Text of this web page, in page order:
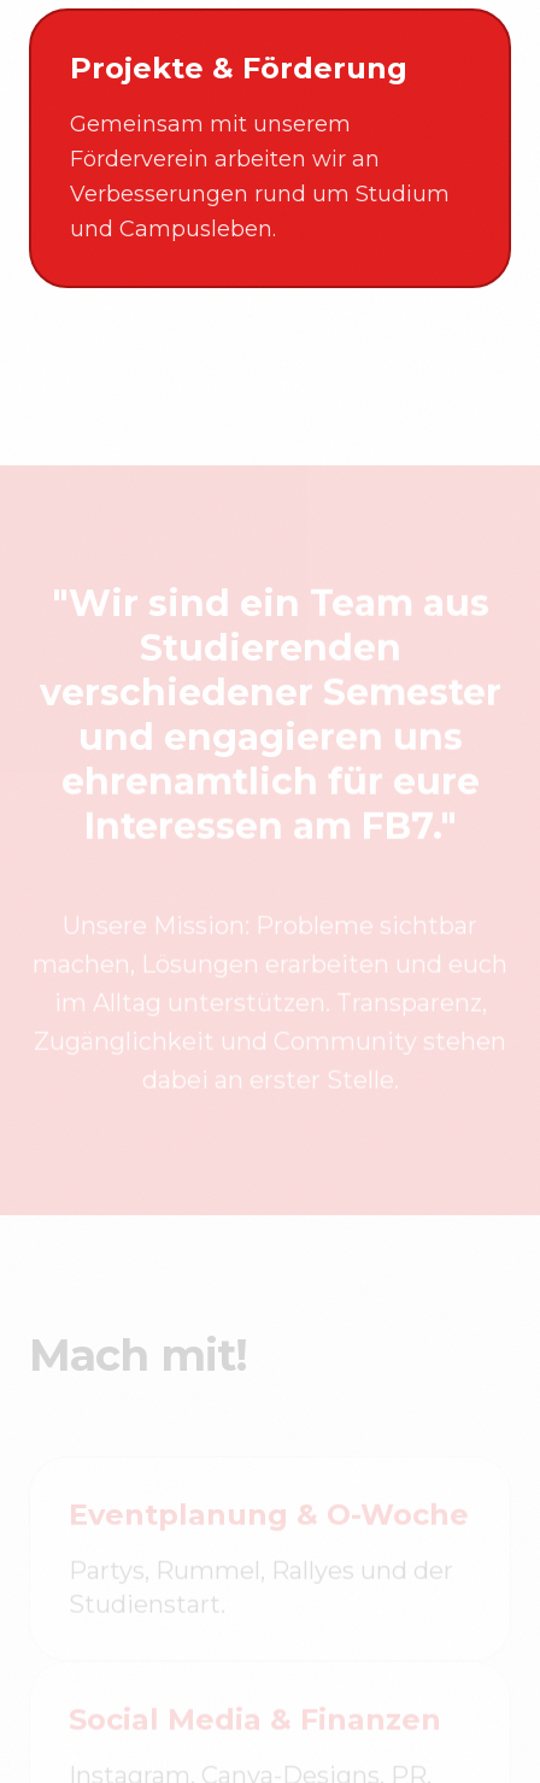
Projekte & Förderung
Gemeinsam mit unserem
Förderverein arbeiten wir an
Verbesserungen rund um Studium
und Campusleben.
Studierenden
verschiedener Semester
und engagieren uns
ehrenamtlich für eure
Interessen am FB7."
machen, Lösungen erarbeiten und euch
im Alltag unterstützen. Transparenz,
Zugänglichkeit und Community stehen
dabei an erster Stelle.
Partys, Rummel, Rallyes und der
Studienstart.
Instagram, Canva-Designs, PR,
Sponsoring & Buchhaltung.